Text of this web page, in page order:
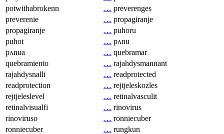
potwithabrokenn
… preverenges
preverenie
… propagiranje
propagiranje
… puhoru
puhot
… pʌnu
pʌnua
… quebramar
quebramiento
… rajahdysmannant
rajahdysnalli
… readprotected
readprotection
… rejtjeleskozles
rejtjeleslevel
… retinalvasculit
retinalvisualfi
… rinovirus
rinoviruso
… ronniecuber
ronniecuber
… rungkun